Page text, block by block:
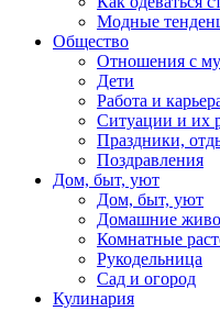
Модные
Общество
Отношения с
Дети
Работа и
Ситуации и их
Праздники,
Поздравления
Дом, быт, уют
Дом, быт, уют
Домашние
Комнатные
Рукодельница
Сад и огород
Кулинария